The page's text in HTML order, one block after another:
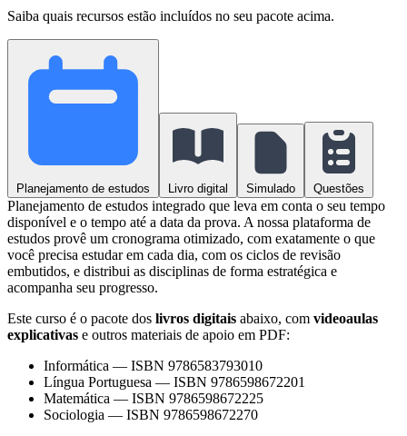
Saiba quais recursos estão incluídos no seu pacote acima.
Planejamento de estudos Livro digital Simulado Questões
Planejamento de estudos integrado que leva em conta o seu tempo
disponível e o tempo até a data da prova. A nossa plataforma de
estudos provê um cronograma otimizado, com exatamente o que
você precisa estudar em cada dia, com os ciclos de revisão
embutidos, e distribui as disciplinas de forma estratégica e
acompanha seu progresso.
Este curso é o pacote dos livros digitais abaixo, com videoaulas
explicativas e outros materiais de apoio em PDF:
Informática — ISBN 9786583793010
Língua Portuguesa — ISBN 9786598672201
Matemática — ISBN 9786598672225
Sociologia — ISBN 9786598672270